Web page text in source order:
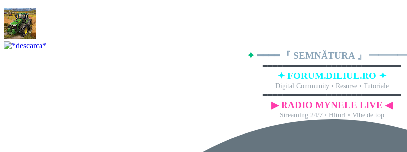
✦ ━━━━ 『 SEMNĂTURA 』 ━━━━
━━━━━━━━━━━━━━━━━━━━━━━━━━━━
✦ FORUM.DILIUL.RO ✦
Digital Community • Resurse • Tutoriale
━━━━━━━━━━━━━━━━━━━━━━━━━━━━
▶ RADIO MYNELE LIVE ◀
Streaming 24/7 • Hituri • Vibe de top